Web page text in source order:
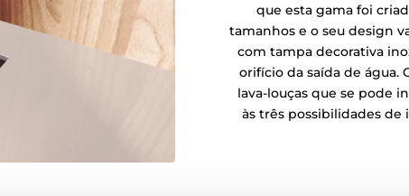
que esta gama foi
tamanhos e o seu design
com tampa decorativa
orifício da saída de água.
lava-louças que se pode
às três possibilidades de